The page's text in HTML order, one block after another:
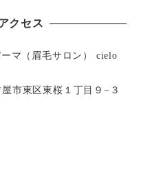
クセス
マ（眉毛サロン） cielo
市東区東桜１丁目９−３